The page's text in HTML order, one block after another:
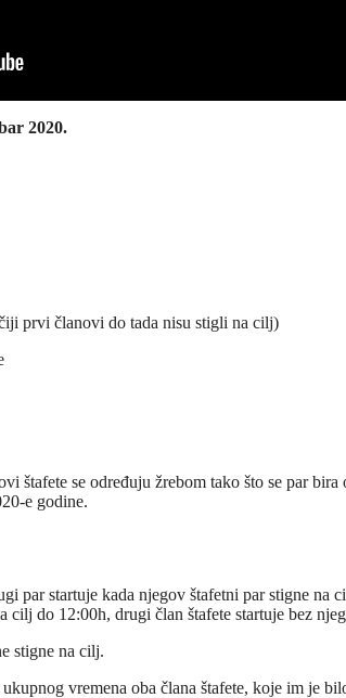
2020.
prvi članovi do tada nisu stigli na cilj)
štafete se određuju žrebom tako što se par
e godine.
par startuje kada njegov štafetni par stigne na
cilj do 12:00h, drugi član štafete startuje bez
stigne na cilj.
vremena oba člana štafete, koje im je